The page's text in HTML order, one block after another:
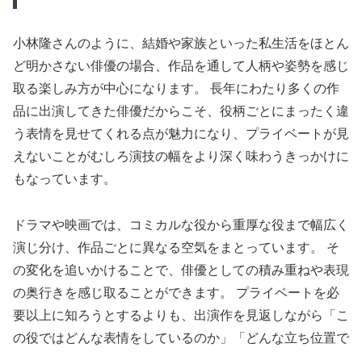
小林隆さんのように、結婚や家族といった私生活をほとん
ど明かさない俳優の場合、作品を通して人柄や姿勢を感じ
取る楽しみ方が中心になります。 長年にわたり多くの作
品に出演してきた俳優だからこそ、役柄ごとにまったく違
う表情を見せてくれる点が魅力になり、プライベートが見
えないことがむしろ演技の幅をより深く味わうきっかけに
もなっています。
ドラマや映画では、コミカルな役から重厚な役まで幅広く
演じ分け、作品ごとに異なる空気をまとっています。 そ
の変化を追いかけることで、俳優としての積み重ねや表現
の奥行きを感じ取ることができます。 プライベートを必
要以上に知ろうとするよりも、出演作を見返しながら「こ
の役ではどんな表情をしているのか」「どんな立ち位置で